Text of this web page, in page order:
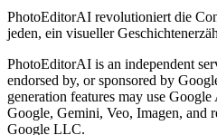
PhotoEditorAI revolutioniert die
jeden, ein visueller
PhotoEditorAI is an independent
endorsed by, or sponsored by
generation features may use
Google, Gemini, Veo, Imagen, and
Google LLC.